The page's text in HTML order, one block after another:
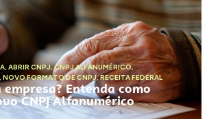
, ABRIR CNPJ,CNPJ ALFANUMÉRICO,
, NOVO FORMATO DE CNPJ,RECEITA FEDERAL
Entenda como
CNPJ Alfanumérico